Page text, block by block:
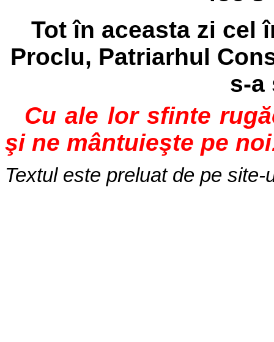
Tot în aceasta zi cel
Proclu, Patriarhul
s-a
Cu ale lor sfinte
şi ne mântuieşte pe
Textul este preluat de pe